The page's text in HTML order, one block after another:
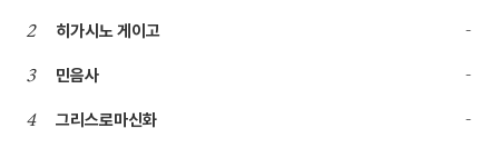
2 히가시노 게이고
3 민음사
4 그리스로마신화